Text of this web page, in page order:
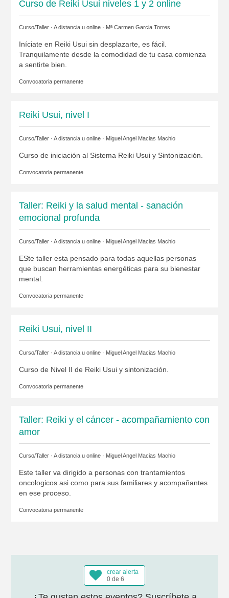
Curso de Reiki Usui niveles 1 y 2 online
Curso/Taller · A distancia u online · Mª Carmen Garcia Torres
Iníciate en Reiki Usui sin desplazarte, es fácil.
Tranquilamente desde la comodidad de tu casa comienza
a sentirte bien.
Convocatoria permanente
Reiki Usui, nivel I
Curso/Taller · A distancia u online · Miguel Angel Macias Machio
Curso de iniciación al Sistema Reiki Usui y Sintonización.
Convocatoria permanente
Taller: Reiki y la salud mental - sanación
emocional profunda
Curso/Taller · A distancia u online · Miguel Angel Macias Machio
ESte taller esta pensado para todas aquellas personas
que buscan herramientas energéticas para su bienestar
mental.
Convocatoria permanente
Reiki Usui, nivel II
Curso/Taller · A distancia u online · Miguel Angel Macias Machio
Curso de Nivel II de Reiki Usui y sintonización.
Convocatoria permanente
Taller: Reiki y el cáncer - acompañamiento con
amor
Curso/Taller · A distancia u online · Miguel Angel Macias Machio
Este taller va dirigido a personas con trantamientos
oncologicos asi como para sus familiares y acompañantes
en ese proceso.
Convocatoria permanente
crear alerta
0 de 6